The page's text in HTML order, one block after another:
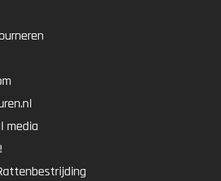
media